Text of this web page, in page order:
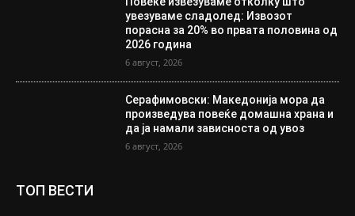
увезуваме сладолед: Извозот
порасна за 20% во првата половина од
2026 година
6 август, 2026
Серафимовски: Македонија мора да
произведува повеќе домашна храна и
да ја намали зависноста од увоз
6 август, 2026
ТОП ВЕСТИ